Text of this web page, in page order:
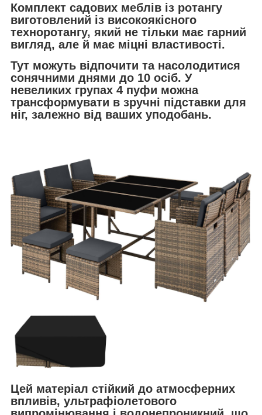
Комплект садових меблів із ротангу
виготовлений із високоякісного
техноротангу, який не тільки має гарний
вигляд, але й має міцні властивості.
Тут можуть відпочити та насолодитися
сонячними днями до 10 осіб. У
невеликих групах 4 пуфи можна
трансформувати в зручні підставки для
ніг, залежно від ваших уподобань.
Цей матеріал стійкий до атмосферних
впливів, ультрафіолетового